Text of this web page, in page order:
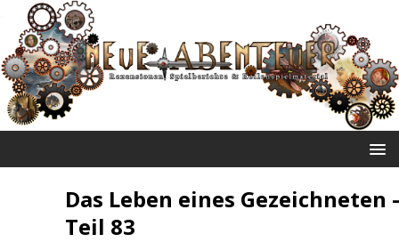
Das Leben eines Gezeichneten
Teil 83